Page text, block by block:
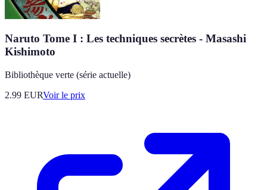
Naruto Tome I : Les techniques secrètes - Masashi
Kishimoto
Bibliothèque verte (série actuelle)
2.99 EURVoir le prix